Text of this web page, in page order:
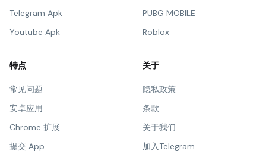
Telegram Apk
Youtube Apk
PUBG MOBILE
Roblox
特点
常见问题
安卓应用
Chrome 扩展
提交 App
关于
隐私政策
条款
关于我们
加入Telegram